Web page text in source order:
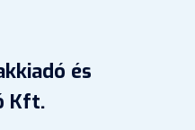
és
Kft.